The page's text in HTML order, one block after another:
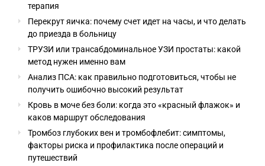
терапия
Перекрут яичка: почему счет идет на часы, и что делать
до приезда в больницу
ТРУЗИ или трансабдоминальное УЗИ простаты: какой
метод нужен именно вам
Анализ ПСА: как правильно подготовиться, чтобы не
получить ошибочно высокий результат
Кровь в моче без боли: когда это «красный флажок» и
каков маршрут обследования
Тромбоз глубоких вен и тромбофлебит: симптомы,
факторы риска и профилактика после операций и
путешествий